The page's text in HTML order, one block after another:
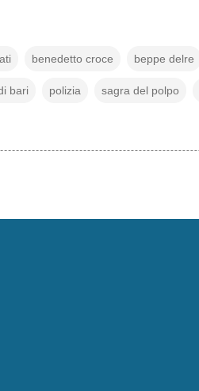
benedetto croce beppe delre
bari polizia sagra del polpo